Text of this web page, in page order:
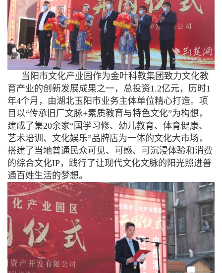
当阳市文化产业园作为金叶科教集团致力文化教
育产业的创新发展成果之一，总投资1.2亿元，历时1
年4个月，由湖北玉阳市业务主体单位精心打造。项
目以“传承旧厂文脉+素质教育与特色文化”为构想，
建成了集20余家“国学习修、幼儿教育、体育健康、
艺术培训、文化娱乐”品牌店为一体的文化大市场，
搭建了当地普通民众可见、可感、可沉浸体验和消费
的综合文化IP，践行了让现代文化文脉的阳光照进普
通百姓生活的梦想。